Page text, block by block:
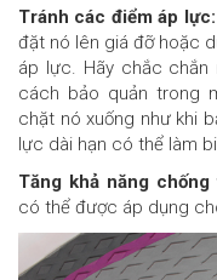
Tránh các điểm áp lực:
đặt nó lên giá đỡ hoặc
áp lực. Hãy chắc chắn
cách bảo quản trong
chặt nó xuống như khi
lực dài hạn có thể làm
Tăng khả năng
có thể được áp dụng